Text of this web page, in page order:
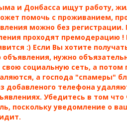
и Донбасса ищут работу,
помочь с проживанием,
можно без регистрации.
проходят премодерацию !
:) Если Вы хотите
нужно
социальную сеть, а потом
а господа "спамеры"
добавленого телефона
Убедитесь в том что
поскольку уведомление о